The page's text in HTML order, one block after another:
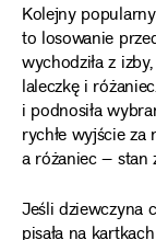
Kolejny
to losowanie
wychodziła z
laleczkę i
i podnosiła
rychłe wyjście za
a różaniec – stan
Jeśli dziewczyna